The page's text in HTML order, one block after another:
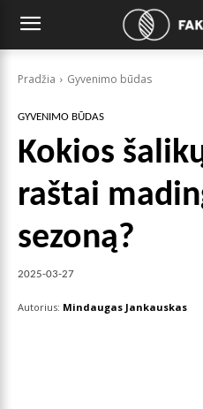
Pradžia Gyvenimo būdas
GYVENIMO BŪDAS
Kokios
raštai
sezoną?
2025-03-27
Autorius: Mindaugas Jankauskas